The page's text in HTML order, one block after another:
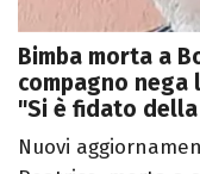
Bimba morta a
compagno nega
"Si è fidato della
Nuovi